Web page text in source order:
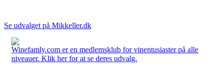
Se udvalget på Mikkeller.dk
Winefamly.com er en medlemsklub for vinentusiaster på alle
niveauer. Klik her for at se deres udvalg.